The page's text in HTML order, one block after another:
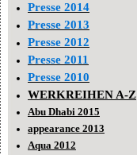
Presse 2014
Presse 2013
Presse 2012
Presse 2011
Presse 2010
WERKREIHEN A-Z
Abu Dhabi 2015
appearance 2013
Aqua 2012